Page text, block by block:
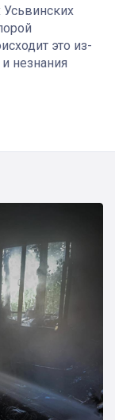
Усьвинских
это из-
незнания